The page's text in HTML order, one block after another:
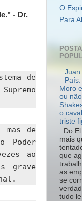
- Dr.
de
mas de
Poder
ao
grave
O
Para
Juan
Moro
ou
o
triste
Do
mais
que
as
se
tudo